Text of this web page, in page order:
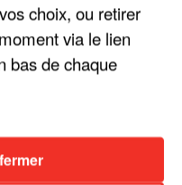
Voir plus
choix, ou retirer
via le lien
bas de chaque